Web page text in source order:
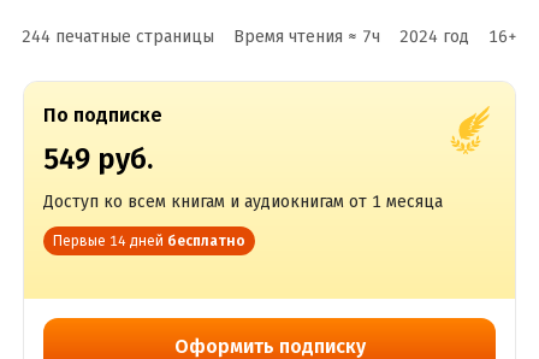
244 печатные страницы Время чтения ≈ 7ч 2024 год 16+
По подписке
549 руб.
Доступ ко всем книгам и аудиокнигам от 1 месяца
Первые 14 дней бесплатно
Оформить подписку